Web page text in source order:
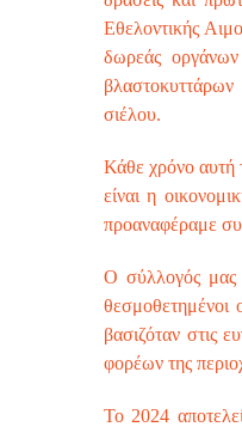
Εθελοντικής
δωρεάς
σιέλου.
Κάθε χρόνο αυτή
είναι η
προαναφέραμε
Ο σύλλογός μας
θεσμοθετημένοι
βασιζόταν στις
φορέων της
Το 2024